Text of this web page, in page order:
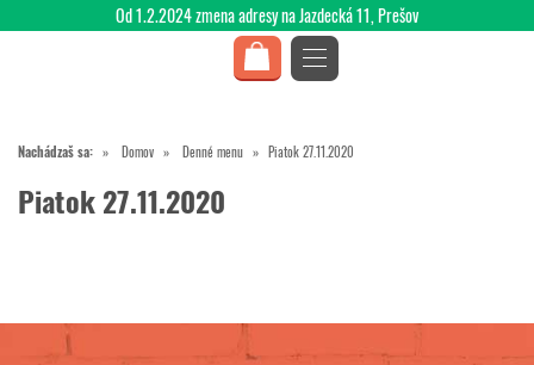
Nachádzaš sa: Domov Denné menu Piatok 27.11.2020
Piatok 27.11.2020
Od 1.2.2024 zmena adresy na Jazdecká 11, Prešov